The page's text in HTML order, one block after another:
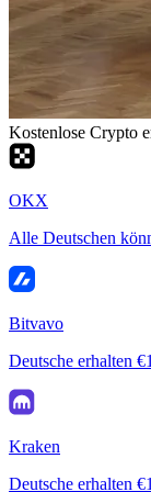
Kostenlose Crypto
OKX
Alle Deutschen
Bitvavo
Deutsche erhalten
Kraken
Deutsche erhalten